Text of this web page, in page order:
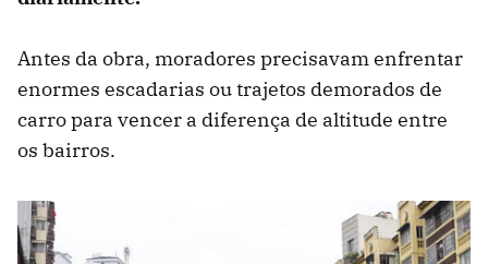
Antes da obra, moradores precisavam enfrentar
enormes escadarias ou trajetos demorados de
carro para vencer a diferença de altitude entre
os bairros.